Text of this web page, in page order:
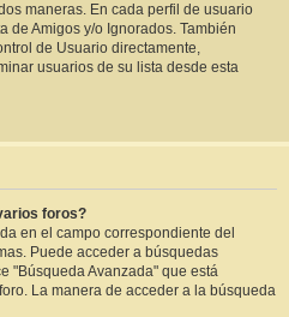
maneras. En cada perfil de usuario
de Amigos y/o Ignorados. También
de Usuario directamente,
usuarios de su lista desde esta
foros?
en el campo correspondiente del
Puede acceder a búsquedas
"Búsqueda Avanzada" que está
La manera de acceder a la búsqueda